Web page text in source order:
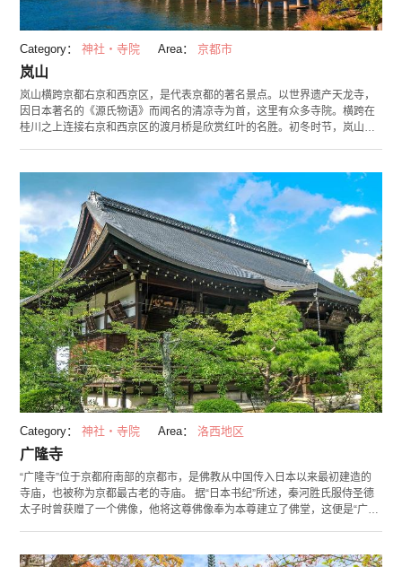
Category： 神社・寺院 Area： 京都市
岚山
岚山横跨京都右京和西京区，是代表京都的著名景点。以世界遗产天龙寺，
因日本著名的《源氏物语》而闻名的清凉寺为首，这里有众多寺院。横跨在
桂川之上连接右京和西京区的渡月桥是欣赏红叶的名胜。初冬时节，岚山著
Category： 神社・寺院 Area： 洛西地区
广隆寺
“广隆寺”位于京都府南部的京都市，是佛教从中国传入日本以来最初建造的
寺庙，也被称为京都最古老的寺庙。 据“日本书纪”所述，秦河胜氏服侍圣德
太子时曾获赠了一个佛像，他将这尊佛像奉为本尊建立了佛堂，这便是“广隆
被称为日本国内最古老佛像的国宝指定第1号“弥勒菩萨半跏思惟像”，单手托